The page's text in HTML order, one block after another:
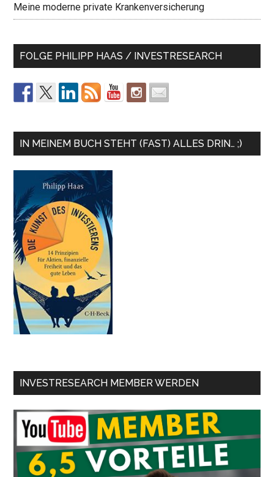
Meine moderne private Krankenversicherung
FOLGE PHILIPP HAAS / INVESTRESEARCH
IN MEINEM BUCH STEHT (FAST) ALLES DRIN… ;)
INVESTRESEARCH MEMBER WERDEN